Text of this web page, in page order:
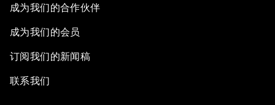
成为我们的合作伙伴
成为我们的会员
订阅我们的新闻稿
联系我们